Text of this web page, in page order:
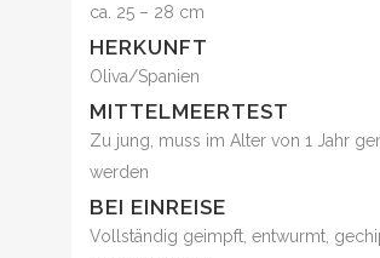
ca. 25 – 28 cm
HERKUNFT
Oliva/Spanien
MITTELMEERTEST
Zu jung, muss im Alter von 1 Jahr
werden
BEI EINREISE
Vollständig geimpft, entwurmt,